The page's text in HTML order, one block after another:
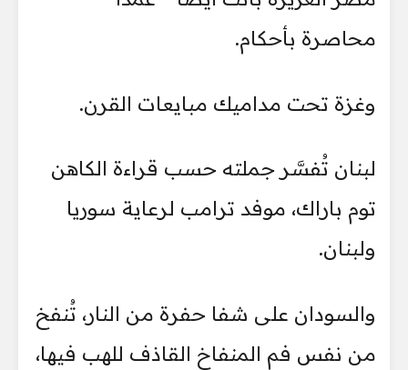
محاصرة بأحكام.
وغزة تحت مداميك مبايعات القرن.
لبنان تُفسَّر جملته حسب قراءة الكاهن
توم باراك، موفد ترامب لرعاية سوريا
ولبنان.
والسودان على شفا حفرة من النار، تُنفخ
من نفس فم المنفاخ القاذف للهب فيها،